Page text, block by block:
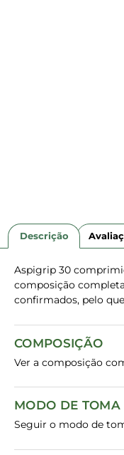
Descrição
Aspigrip 30
composição
confirmados, pelo
COMPOSIÇÃO
Ver a composição
MODO DE TOMA
Seguir o modo de